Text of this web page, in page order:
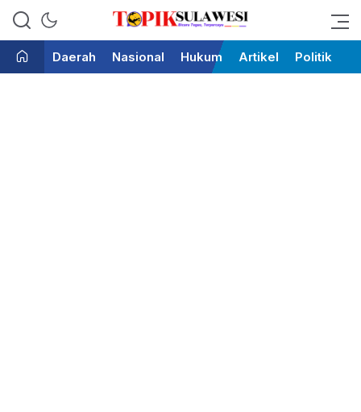
Topik Sulawesi
Bicara Tegas Terpercaya
Daerah
Nasional Hukum Artikel Politik